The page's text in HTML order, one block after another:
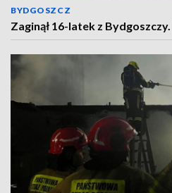
BYDGOSZCZ
Zaginął 16-latek z